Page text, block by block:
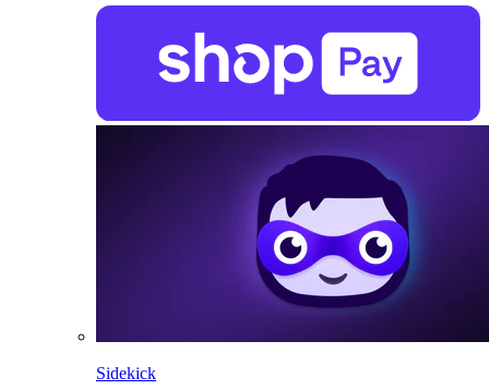
Sidekick